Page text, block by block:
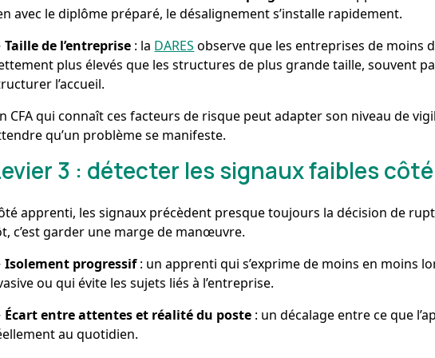
avec le diplôme préparé, le désalignement s’installe rapidement.
Taille de l’entreprise : la DARES observe que les entreprises de moins
plus élevés que les structures de plus grande taille, souvent
l’accueil.
CFA qui connaît ces facteurs de risque peut adapter son niveau de
qu’un problème se manifeste.
3 : détecter les signaux faibles
apprenti, les signaux précèdent presque toujours la décision de
c’est garder une marge de manœuvre.
Isolement progressif: un apprenti qui s’exprime de moins en moins
ou qui évite les sujets liés à l’entreprise.
Écart entre attentes et réalité du poste : un décalage entre ce que
au quotidien.